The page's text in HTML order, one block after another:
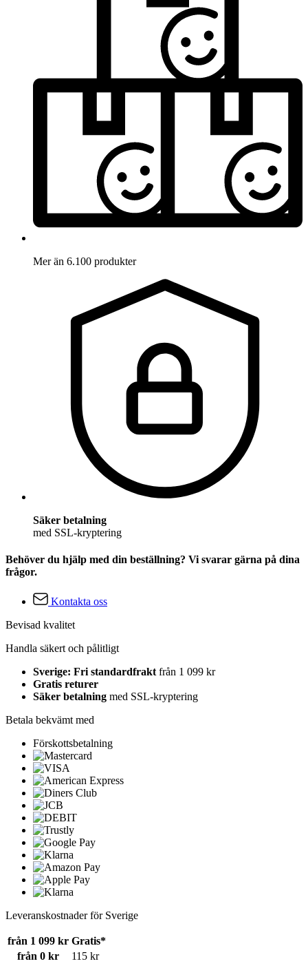
Mer än 6.100 produkter
Säker betalning
med SSL-kryptering
Behöver du hjälp med din beställning? Vi svarar gärna på dina
frågor.
Kontakta oss
Bevisad kvalitet
Handla säkert och pålitligt
Sverige: Fri standardfrakt från 1 099 kr
Gratis returer
Säker betalning med SSL-kryptering
Betala bekvämt med
Förskottsbetalning
Leveranskostnader för Sverige
från 1 099 kr Gratis*
från 0 kr
115 kr